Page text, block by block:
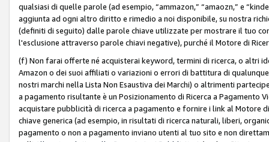
qualsiasi di quelle parole (ad esempio, “ammazon,” “amaozn,” e
aggiunta ad ogni altro diritto e rimedio a noi disponibile, su nostra
(definiti di seguito) dalle parole chiave utilizzate per mostrare il tuo
l'esclusione attraverso parole chiavi negative), purché il Motore di
(f) Non farai offerte né acquisterai keyword, termini di ricerca, o altri
Amazon o dei suoi affiliati o variazioni o errori di battitura di
nostri marchi nella Lista Non Esaustiva dei Marchi) o altrimenti
a pagamento risultante è un Posizionamento di Ricerca a Pagamento
acquistare pubblicità di ricerca a pagamento e fornire i link al Motore
chiave generica (ad esempio, in risultati di ricerca naturali, liberi,
pagamento o non a pagamento inviano utenti al tuo sito e non